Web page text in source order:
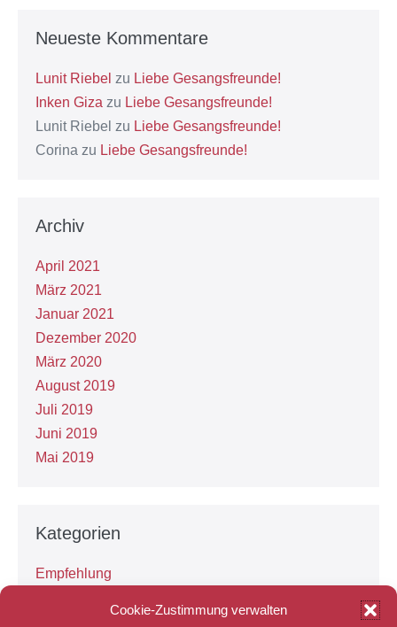
Cookie-Zustimmung verwalten
Neueste Kommentare
Lunit Riebel zu Liebe Gesangsfreunde!
Inken Giza zu Liebe Gesangsfreunde!
Lunit Riebel zu Liebe Gesangsfreunde!
Corina zu Liebe Gesangsfreunde!
Archiv
April 2021
März 2021
Januar 2021
Dezember 2020
März 2020
August 2019
Juli 2019
Juni 2019
Mai 2019
Kategorien
Empfehlung